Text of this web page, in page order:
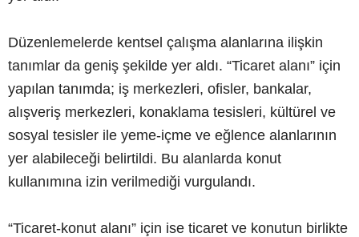
Düzenlemelerde kentsel çalışma alanlarına ilişkin
tanımlar da geniş şekilde yer aldı. “Ticaret alanı” için
yapılan tanımda; iş merkezleri, ofisler, bankalar,
alışveriş merkezleri, konaklama tesisleri, kültürel ve
sosyal tesisler ile yeme-içme ve eğlence alanlarının
yer alabileceği belirtildi. Bu alanlarda konut
kullanımına izin verilmediği vurgulandı.
“Ticaret-konut alanı” için ise ticaret ve konutun birlikte